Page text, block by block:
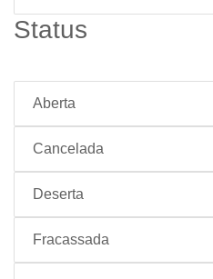
Status
Aberta
Cancelada
Deserta
Fracassada